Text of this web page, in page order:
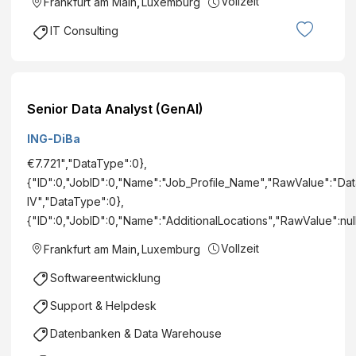
IT Consulting
Senior Data Analyst (GenAI)
ING-DiBa
€7.721","DataType":0},
IV","DataType":0},
Frankfurt am Main Luxemburg Vollzeit
Softwareentwicklung
Support & Helpdesk
Datenbanken & Data Warehouse